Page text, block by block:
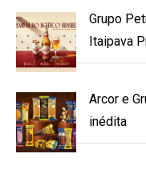
Grupo
Itaipava
Arcor e
inédita